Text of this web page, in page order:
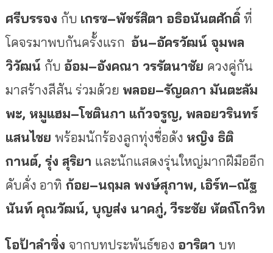
ศรีบรรจง กับ เกรซ–พัชร์สิตา อธิอนันตศักดิ์ ที่
โคจรมาพบกันครั้งแรก อ้น–อัครวัฒน์ จุมพล
วิวัฒน์ กับ อ้อม–อังคณา วรรัตนาชัย ควงคู่กัน
มาสร้างสีสัน ร่วมด้วย พลอย–รัญดภา มันตะลัม
พะ, หมูแฮม–โชตินภา แก้วจรูญ, พลอยวรินทร์
แสนไชย พร้อมนักร้องลูกทุ่งชื่อดัง หญิง ธิติ
กานต์, รุ่ง สุริยา และนักแสดงรุ่นใหญ่มากฝีมืออีก
คับคั่ง อาทิ ก้อย–นฤมล พงษ์สุภาพ, เอิร์ท–ณัฐ
นันท์ คุณวัฒน์, บุญส่ง นาคภู่, วีระชัย หัตถ์โกวิท
โอป้าลำซิ่ง จากบทประพันธ์ของ อาริตา บท